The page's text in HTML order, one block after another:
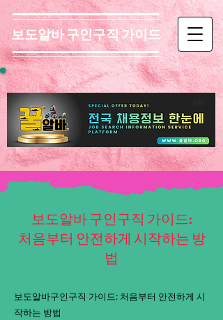
보도알바 구인구직 가이드
보도알바 구인구직 가이드:
처음부터 안전하게 시작하는 방
법
보도알바구인구직 가이드: 처음부터 안전하게 시
작하는 방법